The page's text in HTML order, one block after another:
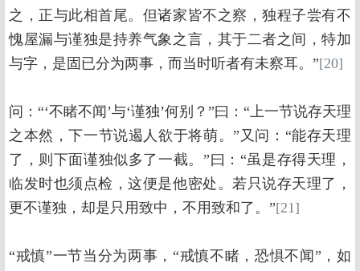
之，正与此相首尾。但诸家皆不之察，独程子尝有不
愧屋漏与谨独是持养气象之言，其于二者之间，特加
与字，是固已分为两事，而当时听者有未察耳。”[20]
问：“‘不睹不闻’与‘谨独’何别？”曰：“上一节说存天理
之本然，下一节说遏人欲于将萌。”又问：“能存天理
了，则下面谨独似多了一截。”曰：“虽是存得天理，
临发时也须点检，这便是他密处。若只说存天理了，
更不谨独，却是只用致中，不用致和了。”[21]
“戒慎”一节当分为两事，“戒慎不睹，恐惧不闻”，如